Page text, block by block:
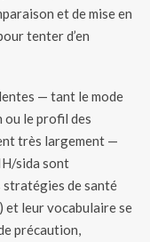
et de mise en
tenter d’en
— tant le mode
ou le profil des
très largement —
sida sont
de santé
et leur vocabulaire se
précaution,